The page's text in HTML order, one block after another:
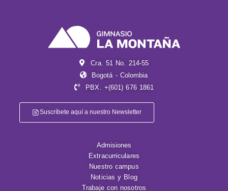
Cra. 51 No. 214-55
Bogotá - Colombia
PBX. +(601) 676 1861
Suscríbete aquí a nuestro Newsletter
Admisiones
Extracurriculares
Nuestro campus
Noticias y Blog
Trabaje con nosotros